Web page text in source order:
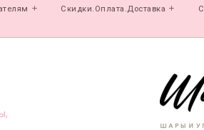
Скидки.Оплата.Доставка